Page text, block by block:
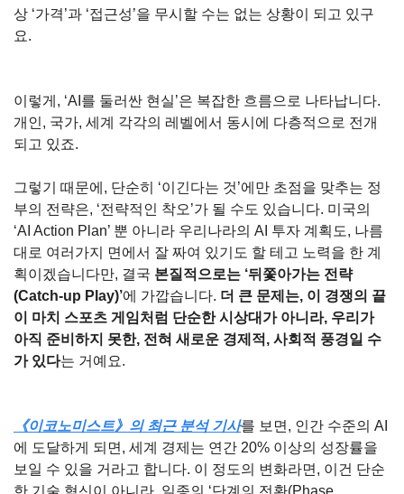
상 ‘가격’과 ‘접근성’을 무시할 수는 없는 상황이 되고 있구
요.
이렇게, ‘AI를 둘러싼 현실’은 복잡한 흐름으로 나타납니다.
개인, 국가, 세계 각각의 레벨에서 동시에 다층적으로 전개
되고 있죠.
그렇기 때문에, 단순히 ‘이긴다는 것’에만 초점을 맞추는 정
부의 전략은, ‘전략적인 착오’가 될 수도 있습니다. 미국의
‘AI Action Plan’ 뿐 아니라 우리나라의 AI 투자 계획도, 나름
대로 여러가지 면에서 잘 짜여 있기도 할 테고 노력을 한 계
획이겠습니다만, 결국 본질적으로는 ‘뒤쫓아가는 전략
(Catch-up Play)’에 가깝습니다. 더 큰 문제는, 이 경쟁의 끝
이 마치 스포츠 게임처럼 단순한 시상대가 아니라, 우리가
아직 준비하지 못한, 전혀 새로운 경제적, 사회적 풍경일 수
가 있다는 거예요.
《이코노미스트》의 최근 분석 기사를 보면, 인간 수준의 AI
에 도달하게 되면, 세계 경제는 연간 20% 이상의 성장률을
보일 수 있을 거라고 합니다. 이 정도의 변화라면, 이건 단순
한 기술 혁신이 아니라, 일종의 ‘단계의 전환(Phase